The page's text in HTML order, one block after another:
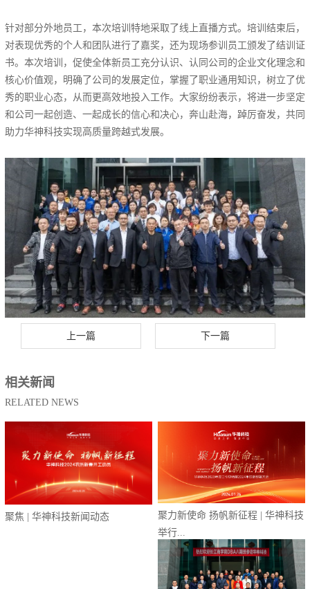
针对部分外地员工，本次培训特地采取了线上直播方式。培训结束后，
对表现优秀的个人和团队进行了嘉奖，还为现场参训员工颁发了结训证
书。本次培训，促使全体新员工充分认识、认同公司的企业文化理念和
核心价值观，明确了公司的发展定位，掌握了职业通用知识，树立了优
秀的职业心态，从而更高效地投入工作。大家纷纷表示，将进一步坚定
和公司一起创造、一起成长的信心和决心，奔山赴海，踔厉奋发，共同
助力华神科技实现高质量跨越式发展。
上一篇 下一篇
相关新闻
RELATED NEWS
聚焦 | 华神科技新闻动态
聚力新使命 扬帆新征程 | 华神科技
举行...